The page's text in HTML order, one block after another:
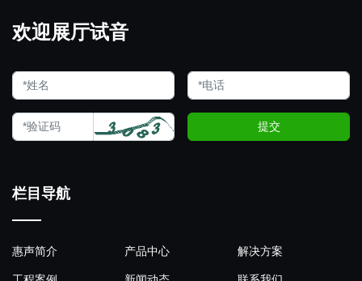
欢迎展厅试音
提交
栏目导航
惠声简介 产品中心 解决方案